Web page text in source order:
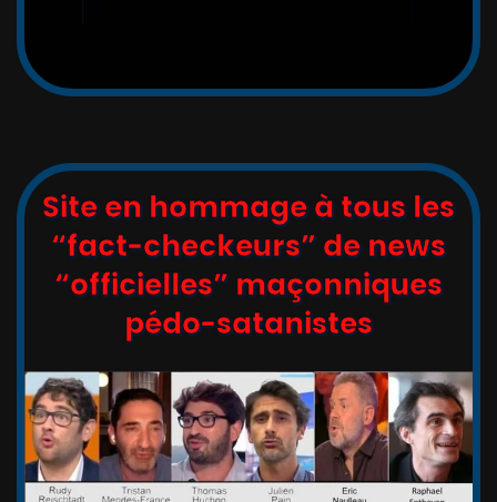
Site en hommage à tous les
“fact-checkeurs” de news
“officielles” maçonniques
pédo-satanistes